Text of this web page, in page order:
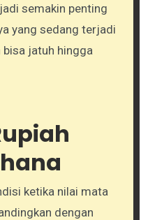
semakin penting
yang sedang terjadi
bisa jatuh hingga
ketika nilai mata
dengan